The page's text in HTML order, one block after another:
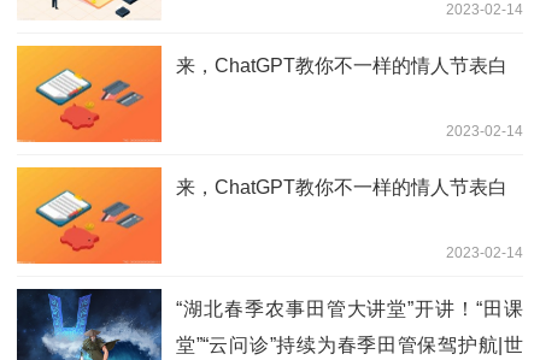
2023-02-14
​来，ChatGPT教你不一样的情人节表白
2023-02-14
​来，ChatGPT教你不一样的情人节表白
2023-02-14
“湖北春季农事田管大讲堂”开讲！“田课
堂”“云问诊”持续为春季田管保驾护航|世